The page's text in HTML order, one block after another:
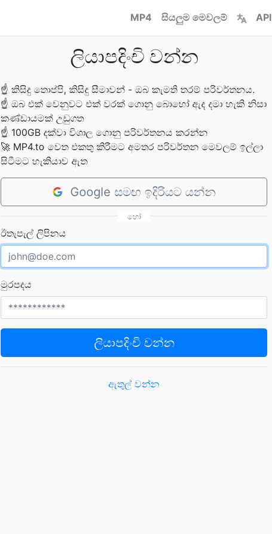
MP4 සියලුම මෙවලම් API
ලියාපදිංචි වන්න
☝ කිසිදු තොප්පි, කිසිදු සීමාවන් - ඔබ කැමති තරම් පරිවර්තනය.
☝ ඔබ එක් වෙනුවට එක් වරක් ගොනු බොහෝ ඇද දමා හැකි නිසා
කණ්ඩායමක් උඩුගත
☝ 100GB දක්වා විශාල ගොනු පරිවර්තනය කරන්න
🚀 MP4.to වෙත එකතු කිරීමට අමතර පරිවර්තන මෙවලම් ඉල්ලා
සිටීමට හැකියාව ඇත
Google සමඟ ඉදිරියට යන්න
හෝ
ඊතැපැල් ලිපිනය
මුරපදය
ලියාපදිංචි වන්න
ඇතුල් වන්න